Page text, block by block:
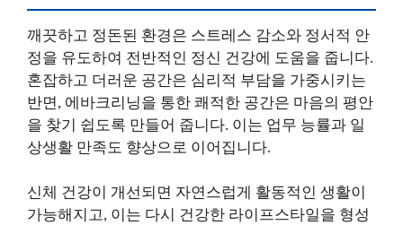
깨끗하고 정돈된 환경은 스트레스 감소와 정서적 안
정을 유도하여 전반적인 정신 건강에 도움을 줍니다.
혼잡하고 더러운 공간은 심리적 부담을 가중시키는
반면, 에바크리닝을 통한 쾌적한 공간은 마음의 평안
을 찾기 쉽도록 만들어 줍니다. 이는 업무 능률과 일
상생활 만족도 향상으로 이어집니다.
신체 건강이 개선되면 자연스럽게 활동적인 생활이
가능해지고, 이는 다시 건강한 라이프스타일을 형성